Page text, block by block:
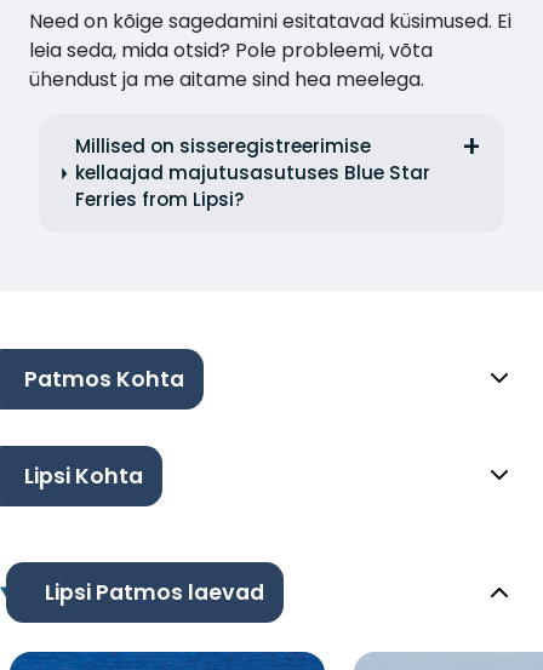
Need on kõige sagedamini esitatavad küsimused. Ei
leia seda, mida otsid? Pole probleemi, võta
ühendust ja me aitame sind hea meelega.
Millised on sisseregistreerimise
kellaajad majutusasutuses Blue Star
Ferries from Lipsi?
Patmos Kohta
Lipsi Kohta
Lipsi Patmos laevad